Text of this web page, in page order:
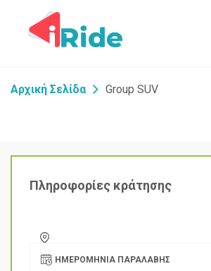
Αρχική Σελίδα Group SUV
Πληροφορίες κράτησης
ΗΜΕΡΟΜΗΝΊΑ ΠΑΡΑΛΑΒΉΣ